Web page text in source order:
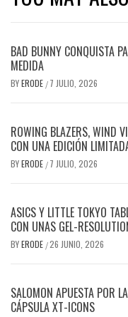
BAD BUNNY CONQUISTA
MEDIDA
BYERODE / 7 JULIO, 2026
ROWING BLAZERS, WIND
CON UNA EDICIÓN
BYERODE / 7 JULIO, 2026
ASICS Y LITTLE TOKYO
CON UNAS GEL-
BYERODE /26 JUNIO, 2026
SALOMON APUESTA POR
CÁPSULA XT-ICONS